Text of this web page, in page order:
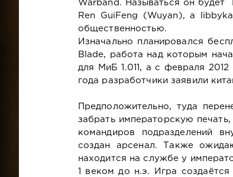
Warband. Называться он будет
Ren GuiFeng (Wuyan), а
общественностью.
Изначально планировался
Blade, работа над которым
для МиБ 1.011, а с февраля
года разработчики заявили
Предположительно, туда
забрать императорскую
командиров подразделений
создан арсенал. Также
находится на службе у
1 веком до н.э. Игра